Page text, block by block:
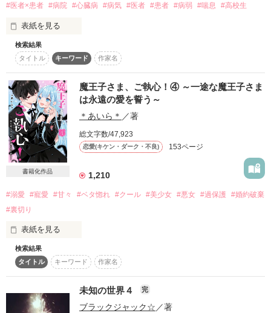
そんななか、ヴァーリックの妃の座を狙うイアマが動き始め
※旧題「魅了持ちの姉にすべてを奪われた心読み令嬢ですが、
この度王太子の補佐官に選ばれました！」
作品を読む
゜+｡+゜+｡+゜+｡+
夏井 翔琉 -kakeru natsui-
×
蒼井 咲 -saki aoi-
先生。
私に幸せを教えてくれてありがとう。
#医者×患者 #病院 #心臓病 #病気 #医者 #患者 #病弱 #喘息 #高校生
表紙を見る
my sweet love第２段！！
お待たせしました(*_*)
６人がくりなす
甘い甘いラブストーリー
全作に引き続きですが
一年後のお話です☆
※注意※
続きの作品となります
my sweet loveを
先にお読みください(●´ω｀●)
2013年4月1日～2016年1月24日
検索結果
タイトル
キーワード 作家名
書籍化作品
魔王子さま、ご執心！④ ～一途な魔王子さま
は永遠の愛を誓う～
＊あいら＊ ／著
総文字数/47,923
恋愛(キケン・ダーク・不良) 153ページ
1,210
#溺愛 #寵愛 #甘々 #ベタ惚れ #クール #美少女 #悪女 #過保護 #婚約破棄
#裏切り
表紙を見る
※試し読みのため、途中までの公開となっております※
検索結果
タイトル
キーワード 作家名
未知の世界４ 完
ブラックジャック☆／著